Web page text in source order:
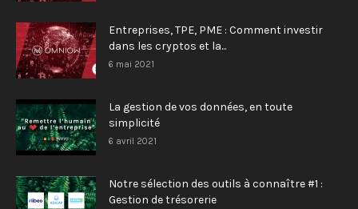
Entreprises, TPE, PME : Comment investir
dans les cryptos et la...
6 mai 2021
La gestion de vos données, en toute
simplicité
6 avril 2021
Notre sélection des outils à connaître #1 :
Gestion de trésorerie